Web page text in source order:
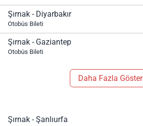
Şırnak - Diyarbakır
Otobüs Bileti
Şırnak - Gaziantep
Otobüs Bileti
Daha Fazla Göster
Şırnak - Şanlıurfa